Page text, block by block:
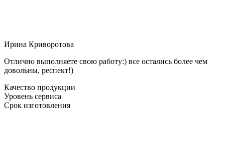
Ирина Криворотова
Отлично выполняете свою работу:) все остались более чем
довольны, респект!)
Качество продукции
Уровень сервиса
Срок изготовления